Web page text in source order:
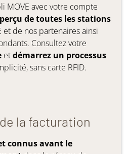
MOVE avec votre compte
de toutes les stations
et de nos partenaires ainsi
Consultez votre
etdémarrez un processus
sans carte RFID.
la facturation
connus avant le